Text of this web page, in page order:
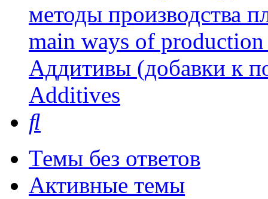
методы производства
main ways of
Аддитивы (добавки к
Additives
Темы без ответов
Активные темы